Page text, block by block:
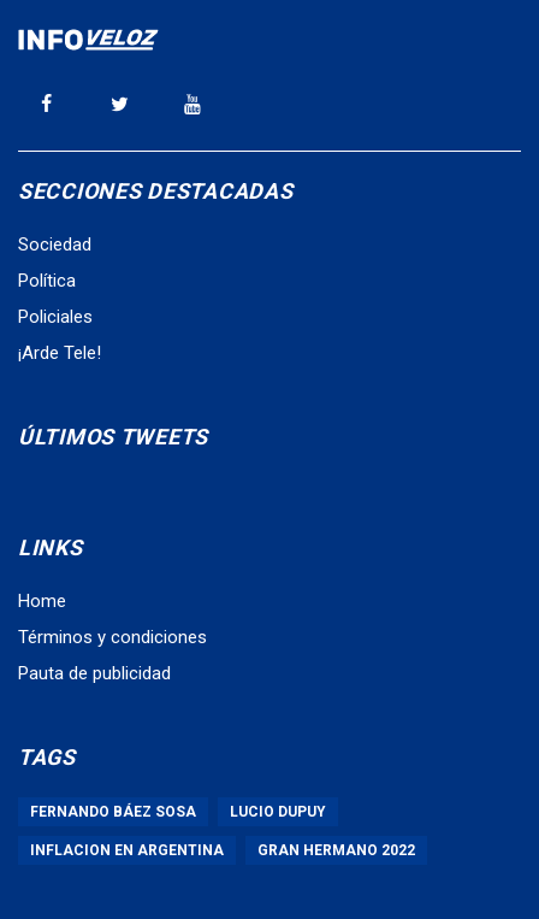
SECCIONES DESTACADAS
Sociedad
Política
Policiales
¡Arde Tele!
ÚLTIMOS TWEETS
LINKS
Home
Términos y condiciones
Pauta de publicidad
TAGS
FERNANDO BÁEZ SOSA LUCIO DUPUY
INFLACION EN ARGENTINA GRAN HERMANO 2022